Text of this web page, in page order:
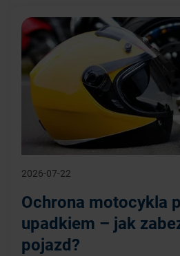
2026-07-22
Ochrona motocykla
upadkiem – jak
pojazd?